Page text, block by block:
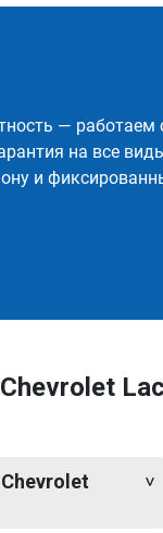
—
на все
и